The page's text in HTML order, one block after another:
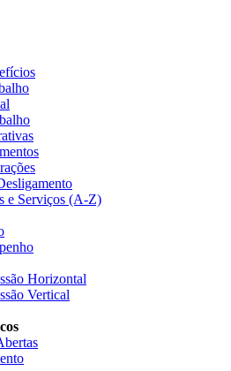
e Serviços (A-Z)
Horizontal
Vertical